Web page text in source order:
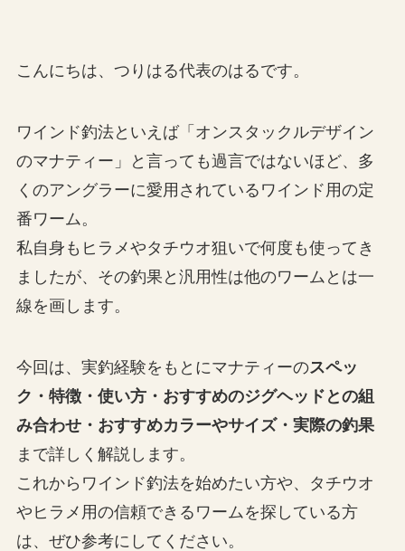
こんにちは、つりはる代表のはるです。
ワインド釣法といえば「オンスタックルデザイン
のマナティー」と言っても過言ではないほど、多
くのアングラーに愛用されているワインド用の定
番ワーム。
私自身もヒラメやタチウオ狙いで何度も使ってき
ましたが、その釣果と汎用性は他のワームとは一
線を画します。
今回は、実釣経験をもとにマナティーのスペッ
ク・特徴・使い方・おすすめのジグヘッドとの組
み合わせ・おすすめカラーやサイズ・実際の釣果
まで詳しく解説します。
これからワインド釣法を始めたい方や、タチウオ
やヒラメ用の信頼できるワームを探している方
は、ぜひ参考にしてください。